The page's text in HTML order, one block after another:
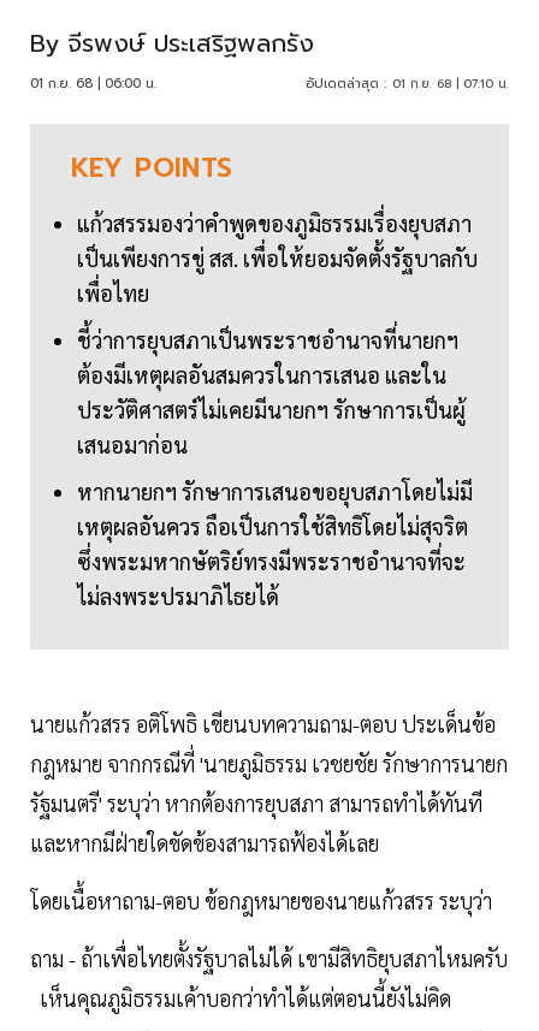
By จีรพงษ์ ประเสริฐพลกรัง
01 ก.ย. 68 | 06:00 น. อัปเดตล่าสุด : 01 ก.ย. 68 | 07:10 น.
KEY POINTS
แก้วสรรมองว่าคำพูดของภูมิธรรมเรื่องยุบสภา
เป็นเพียงการขู่ สส. เพื่อให้ยอมจัดตั้งรัฐบาลกับ
เพื่อไทย
ชี้ว่าการยุบสภาเป็นพระราชอำนาจที่นายกฯ
ต้องมีเหตุผลอันสมควรในการเสนอ และใน
ประวัติศาสตร์ไม่เคยมีนายกฯ รักษาการเป็นผู้
เสนอมาก่อน
หากนายกฯ รักษาการเสนอขอยุบสภาโดยไม่มี
เหตุผลอันควร ถือเป็นการใช้สิทธิโดยไม่สุจริต
ซึ่งพระมหากษัตริย์ทรงมีพระราชอำนาจที่จะ
ไม่ลงพระปรมาภิไธยได้
นายแก้วสรร อติโพธิ เขียนบทความถาม-ตอบ ประเด็นข้อ
กฎหมาย จากกรณีที่ 'นายภูมิธรรม เวชยชัย รักษาการนายก
รัฐมนตรี' ระบุว่า หากต้องการยุบสภา สามารถทำได้ทันที
และหากมีฝ่ายใดขัดข้องสามารถฟ้องได้เลย
โดยเนื้อหาถาม-ตอบ ข้อกฎหมายของนายแก้วสรร ระบุว่า
ถาม - ถ้าเพื่อไทยตั้งรัฐบาลไม่ได้ เขามีสิทธิยุบสภาไหมครับ
เห็นคุณภูมิธรรมเค้าบอกว่าทำได้แต่ตอนนี้ยังไม่คิด